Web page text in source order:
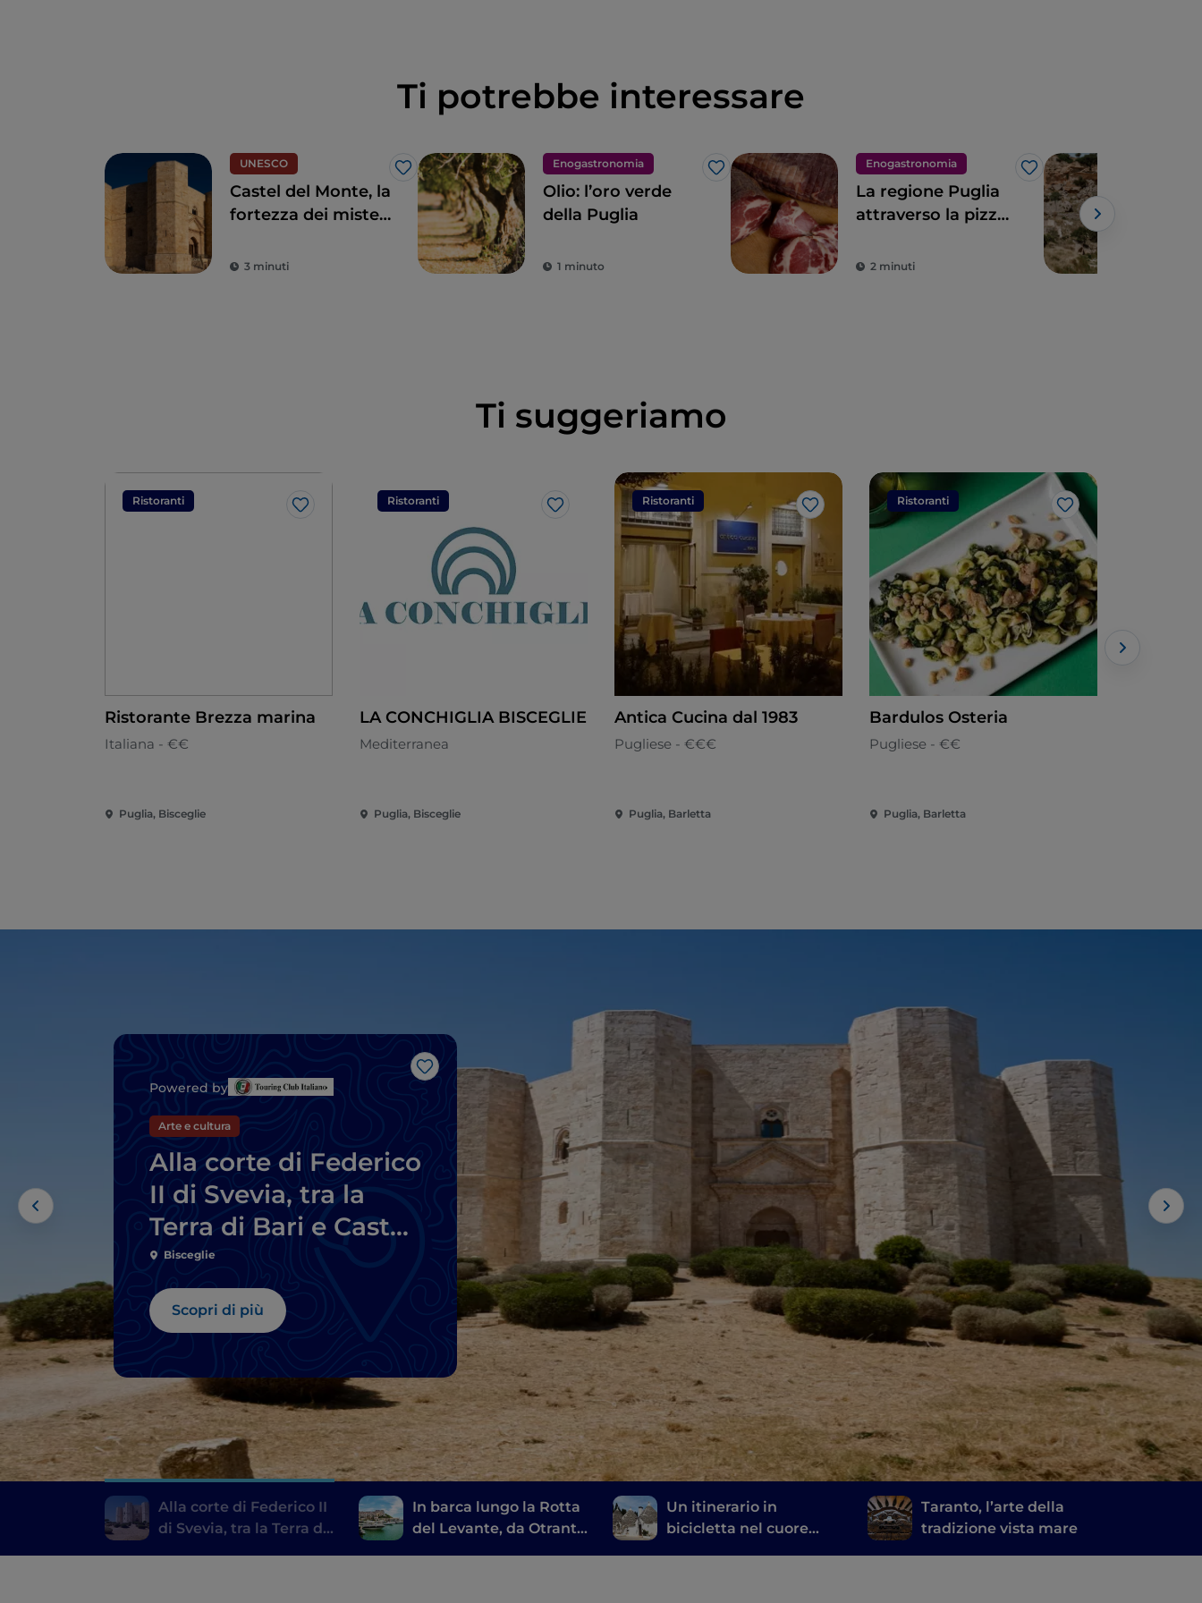
Ti potrebbe interessare
UNESCO
Like
Castel del Monte, la
fortezza dei misteri
3 minuti
Enogastronomia
Like
Olio: l’oro verde
della Puglia
1 minuto
Enogastronomia
Like
La regione Puglia
attraverso la pizza
2 minuti
Ti suggeriamo
Ristoranti
Like
Ristorante Brezza marina
Italiana - €€
Puglia, Bisceglie
Ristoranti
Like
LA CONCHIGLIA BISCEGLIE
Mediterranea
Puglia, Bisceglie
Ristoranti
Like
Antica Cucina dal 1983
Pugliese - €€€
Puglia, Barletta
Ristoranti
Like
Bardulos Osteria
Pugliese - €€
Puglia, Barletta
Like
Powered by
Arte e cultura
Alla corte di Federico
II di Svevia, tra la
Terra di Bari e Castel
del Monte
Bisceglie
Scopri di più
Alla corte di Federico II
di Svevia, tra la Terra di
In barca lungo la Rotta
del Levante, da Otranto
Un itinerario in
bicicletta nel cuore
Taranto, l’arte della
tradizione vista mare